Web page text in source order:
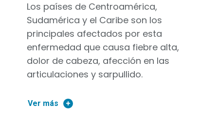
Los países de Centroamérica,
Sudamérica y el Caribe son los
principales afectados por esta
enfermedad que causa fiebre alta,
dolor de cabeza, afección en las
articulaciones y sarpullido.
Ver más